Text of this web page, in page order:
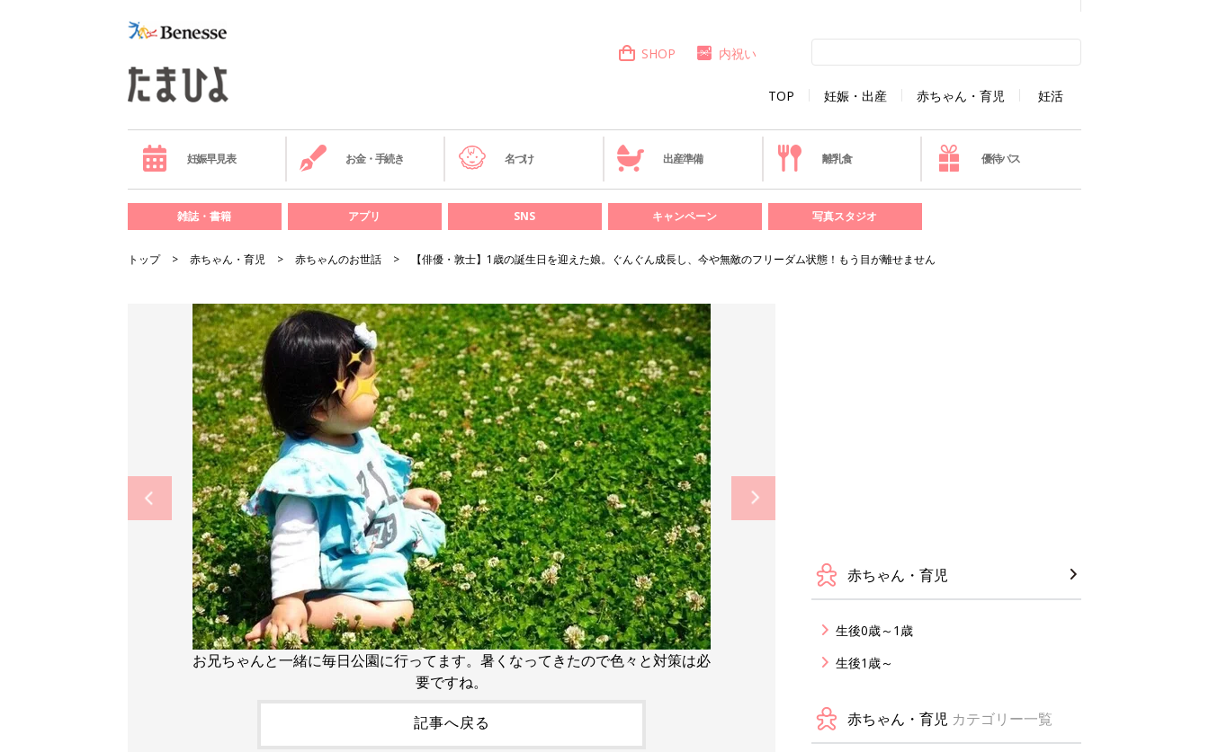
TOP 妊娠・出産 赤ちゃん・育児 妊活
SHOP 内祝い
妊娠早見表 お金・手続き 名づけ 出産準備 離乳食 優待パス
雑誌・書籍 アプリ SNS キャンペーン 写真スタジオ
トップ 赤ちゃん・育児 赤ちゃんのお世話 【俳優・敦士】1歳の誕生日を迎えた娘。ぐんぐん成長し、今や無敵のフリーダム状態！もう目が離せません
お兄ちゃんと一緒に毎日公園に行ってます。暑くなってきたので色々と対策は必
要ですね。
記事へ戻る
赤ちゃん・育児
生後0歳～1歳
生後1歳～
赤ちゃん・育児 カテゴリー一覧